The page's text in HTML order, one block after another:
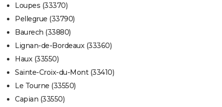
Loupes (33370)
Pellegrue (33790)
Baurech (33880)
Lignan-de-Bordeaux (33360)
Haux (33550)
Sainte-Croix-du-Mont (33410)
Le Tourne (33550)
Capian (33550)